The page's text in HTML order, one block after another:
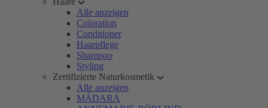
Alle anzeigen
Coloration
Conditioner
Haarpflege
Shampoo
Styling
Zertifizierte Naturkosmetik
Alle anzeigen
MÁDARA